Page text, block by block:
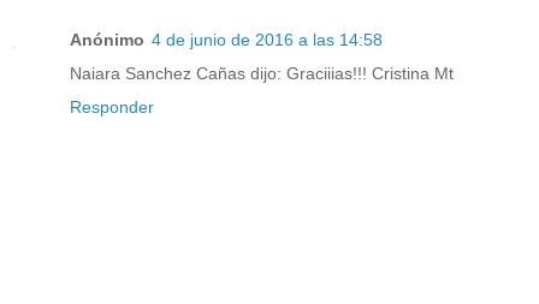
Anónimo 4 de junio de 2016 a las 14:58
Naiara Sanchez Cañas dijo: Graciiias!!! Cristina Mt
Responder